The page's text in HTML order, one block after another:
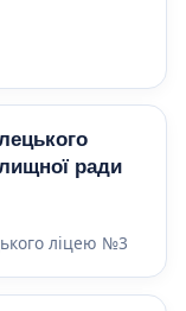
ради
ліцею №3